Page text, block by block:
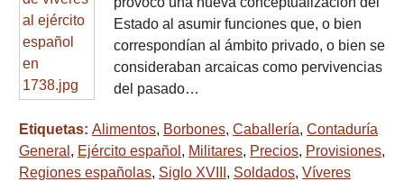
Estado al asumir funciones que, o bien
correspondían al ámbito privado, o bien se
consideraban arcaicas como pervivencias
del pasado…
Etiquetas: Alimentos, Borbones, Caballería, Contaduría
General , Ejército español , Militares, Precios, Provisiones,
Regiones españolas, Siglo XVIII , Soldados, Víveres